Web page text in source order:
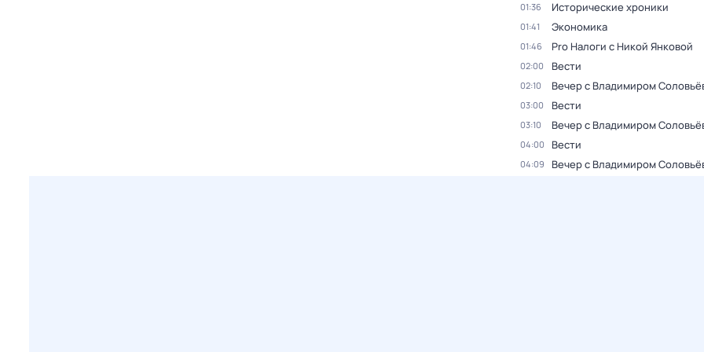
01:36 Исторические хроники
01:41 Экономика
01:46 Pro Налоги с Никой Янковой
02:00 Вести
02:10 Вечер с Владимиром
03:00 Вести
03:10 Вечер с Владимиром
04:00 Вести
04:09 Вечер с Владимиром